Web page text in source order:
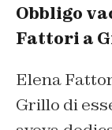
Obbligo
Fattori a
Elena
Grillo di